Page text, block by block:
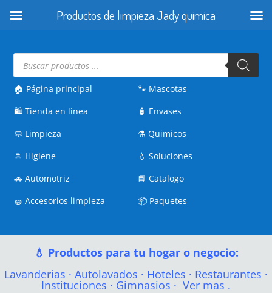
Búsqueda
productos
🏠 Página principal
🛍️Tienda en línea
🧼 Limpieza
🚿 Higiene
🚗Automotriz
🧽Accesorios limpieza
🐾 Mascotas
🧴 Envases
⚗️Quimicos
💧Soluciones
📘Catalogo
📦 Paquetes
💧 Productos para tu hogar o negocio:
Lavanderias · Autolavados · Hoteles · Restaurantes ·
Instituciones · Gimnasios · Ver mas .
Productos de limpieza Jady quimica